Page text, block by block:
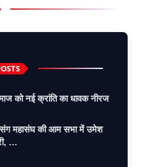
को नई क्रांति का धावक नीरज
महासंघ की आम सभा में उमेश
…